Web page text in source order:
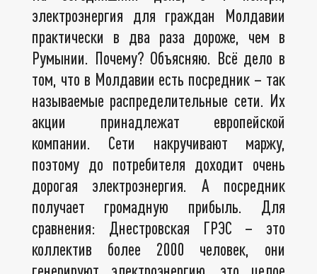
электроэнергия для граждан Молдавии
практически в два раза дороже, чем в
Румынии. Почему? Объясняю. Всё дело в
том, что в Молдавии есть посредник – так
называемые распределительные сети. Их
акции принадлежат европейской
компании. Сети накручивают маржу,
поэтому до потребителя доходит очень
дорогая электроэнергия. А посредник
получает громадную прибыль. Для
сравнения: Днестровская ГРЭС – это
коллектив более 2000 человек, они
генерируют электроэнергию, это целое